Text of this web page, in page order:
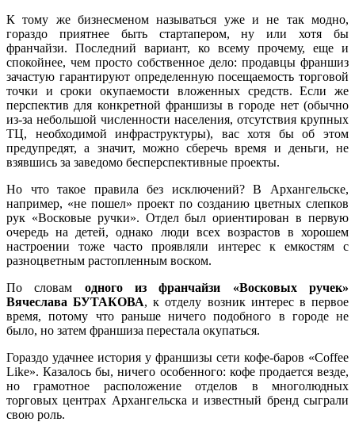
К тому же бизнесменом называться уже и не так модно,
гораздо приятнее быть стартапером, ну или хотя бы
франчайзи. Последний вариант, ко всему прочему, еще и
спокойнее, чем просто собственное дело: продавцы франшиз
зачастую гарантируют определенную посещаемость торговой
точки и сроки окупаемости вложенных средств. Если же
перспектив для конкретной франшизы в городе нет (обычно
из-за небольшой численности населения, отсутствия крупных
ТЦ, необходимой инфраструктуры), вас хотя бы об этом
предупредят, а значит, можно сберечь время и деньги, не
взявшись за заведомо бесперспективные проекты.
Но что такое правила без исключений? В Архангельске,
например, «не пошел» проект по созданию цветных слепков
рук «Восковые ручки». Отдел был ориентирован в первую
очередь на детей, однако люди всех возрастов в хорошем
настроении тоже часто проявляли интерес к емкостям с
разноцветным растопленным воском.
По словам одного из франчайзи «Восковых ручек»
Вячеслава БУТАКОВА, к отделу возник интерес в первое
время, потому что раньше ничего подобного в городе не
было, но затем франшиза перестала окупаться.
Гораздо удачнее история у франшизы сети кофе-баров «Coffee
Like». Казалось бы, ничего особенного: кофе продается везде,
но грамотное расположение отделов в многолюдных
торговых центрах Архангельска и известный бренд сыграли
свою роль.